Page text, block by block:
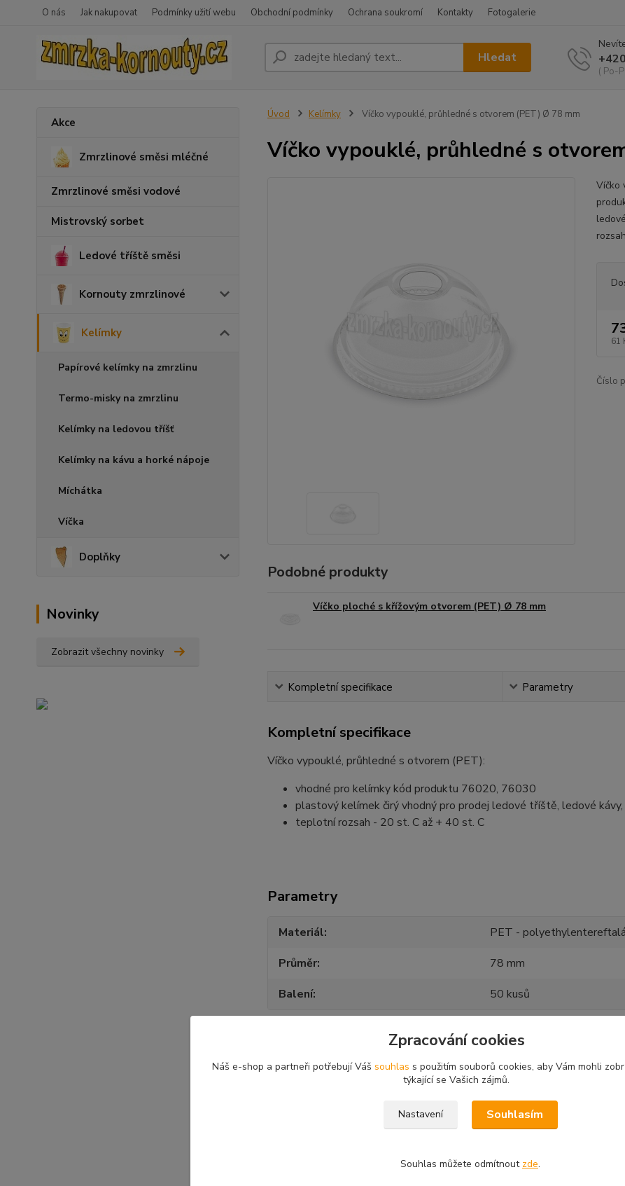
O nás Jak nakupovat Podmínky užití webu Obchodní podmínky Ochrana soukromí Kontakty Fotogalerie
Hledat
( Po-
Akce
Zmrzlinové směsi mléčné
Zmrzlinové směsi vodové
Mistrovský sorbet
Ledové tříště směsi
Kornouty zmrzlinové
Kelímky
Papírové kelímky na zmrzlinu
Termo-misky na zmrzlinu
Kelímky na ledovou tříšť
Kelímky na kávu a horké nápoje
Míchátka
Víčka
Doplňky
Novinky
Zobrazit všechny novinky
Úvod Kelímky Víčko vypouklé, průhledné s otvorem (PET) Ø 78 mm
Víčko vypouklé, průhledné s
Víčko
61
Číslo
Podobné produkty
Víčko ploché s křížovým otvorem (PET) Ø 78 mm
Kompletní specifikace Parametry
Kompletní specifikace
Víčko vypouklé, průhledné s otvorem (PET):
vhodné pro kelímky kód produktu 76020, 76030
plastový kelímek čirý vhodný pro prodej ledové tříště, ledové kávy,
teplotní rozsah - 20 st. C až + 40 st. C
Parametry
Materiál
PET -
Průměr
78 mm
Balení
50 kusů
Související zboží
Zpracování cookies
Náš e-shop a partneři potřebují Váš souhlas s použitím souborů cookies, aby Vám mohli
týkající se Vašich zájmů.
Nastavení Souhlasím
Souhlas můžete odmítnout zde.